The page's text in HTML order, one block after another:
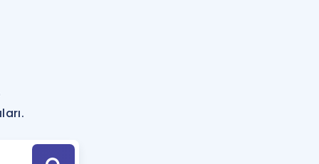
Hesaplama Aracı
için Öneriler
Tek Takvimde
Hoca ile seni sınava hazırlayacak onlarca eğitim seni bekliyor!